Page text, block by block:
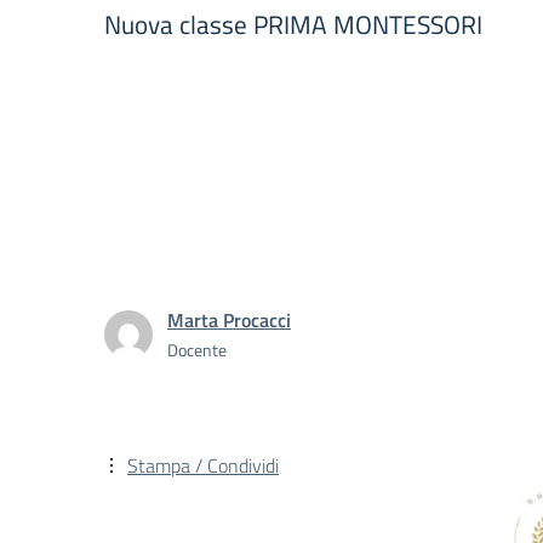
Nuova classe PRIMA MONTESSORI
Marta Procacci
Docente
Stampa / Condividi